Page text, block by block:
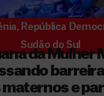
, República
Sudão do Sul
da Mulher
e